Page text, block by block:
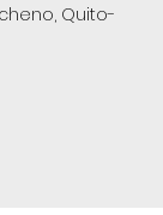
Quito-